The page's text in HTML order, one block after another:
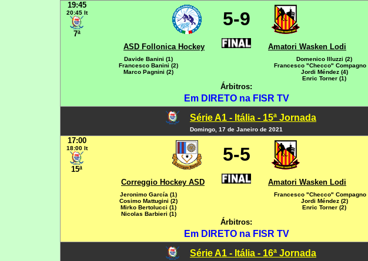
19:45
20:45 It
7ª
5-9
ASD Follonica Hockey Amatori Wasken Lodi
Davide Banini (1)
Francesco Banini (2)
Marco Pagnini (2)
Domenico Illuzzi (2)
Francesco "Checco" Compagno
Jordi Méndez (4)
Enric Torner (1)
Árbitros:
Em DIRETO na FISR TV
Série A1 - Itália - 15ª Jornada
Domingo, 17 de Janeiro de 2021
17:00
18:00 It
15ª
5-5
Correggio Hockey ASD Amatori Wasken Lodi
Jeronimo García (1)
Cosimo Mattugini (2)
Mirko Bertolucci (1)
Nicolas Barbieri (1)
Francesco "Checco" Compagno
Jordi Méndez (2)
Enric Torner (2)
Árbitros:
Em DIRETO na FISR TV
Série A1 - Itália - 16ª Jornada